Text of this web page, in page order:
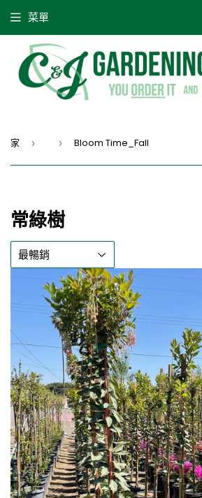
菜單
家 › › Bloom Time_Fall
常綠樹